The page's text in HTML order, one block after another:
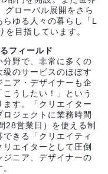
グローバル展開をさら
らゆる人々の暮らし「L
目指しています。
フィールド
分野で、非常に多くの
のサービスのほぼす
ア・デザイナーも企
うしたい！」という
す。「クリエイター
ジェクトに業務時間
28営業日）を使える制
きる「クリエイティ
エイターとして圧倒
ニア、デザイナーの